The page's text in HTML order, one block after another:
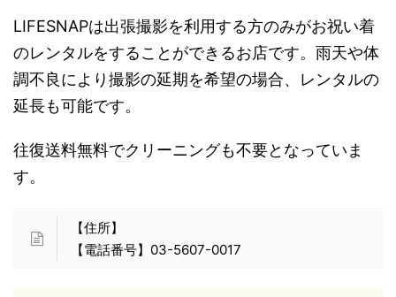
LIFESNAPは出張撮影を利用する方のみがお祝い着
のレンタルをすることができるお店です。雨天や体
調不良により撮影の延期を希望の場合、レンタルの
延長も可能です。
往復送料無料でクリーニングも不要となっていま
す。
【住所】
【電話番号】03-5607-0017